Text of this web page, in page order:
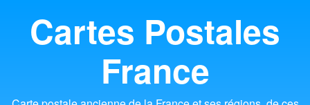
Cartes Postales
France